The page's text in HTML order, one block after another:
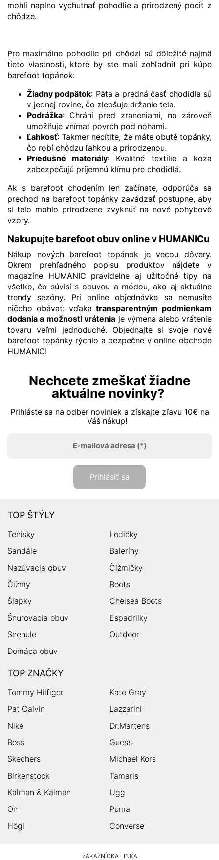
mohli naplno vychutnať pohodlie a prirodzený pocit z
chôdze.
Pre maximálne pohodlie pri chôdzi sú dôležité najmä
tieto vlastnosti, ktoré by ste mali zohľadniť pri kúpe
barefoot topánok:
Žiadny podpätok: Päta a predná časť chodidla sú
v jednej rovine, čo zlepšuje držanie tela.
Podrážka: Chráni pred zraneniami, no zároveň
umožňuje vnímať povrch pod nohami.
Ľahkosť: Takmer necítite, že máte obuté topánky,
čo robí chôdzu ľahkou a prirodzenou.
Priedušné materiály: Kvalitné textílie a koža
zabezpečujú príjemnú klímu pre chodidlá.
Ak s barefoot chodením len začínate, odporúča sa
prechod na barefoot topánky zavádzať postupne, aby
si telo mohlo prirodzene zvyknúť na nové pohybové
vzory.
Nakupujte barefoot obuv online v HUMANICu
Nákup nových barefoot topánok je vecou dôvery.
Okrem prehľadného popisu produktov nájdete v
magazíne HUMANIC pravidelne aj užitočné tipy na
všetko, čo súvisí s obuvou a módou, ako aj aktuálne
trendy sezóny. Pri online objednávke sa nemusíte
ničoho obávať: vďakatransparentným podmienkam
dodania a možnosti vrátenia je výmena alebo vrátenie
tovaru veľmi jednoduché. Objednajte si svoje nové
barefoot topánky rýchlo a bezpečne v online obchode
HUMANIC!
Nechcete zmeškať žiadne
aktuálne novinky?
Prihláste sa na odber noviniek a získajte zľavu 10€ na
Váš nákup!
E-mailová adresa (*)
Prihlásiť sa
TOP ŠTÝLY
Tenisky
Lodičky
Sandále
Baleríny
Nazúvacia obuv
Čižmičky
Čižmy
Boots
Šľapky
Chelsea Boots
Šnurovacia obuv
Espadrilky
Snehule
Outdoor
Domáca obuv
TOP ZNAČKY
Tommy Hilfiger
Kate Gray
Pat Calvin
Lazzarini
Nike
Dr.Martens
Boss
Guess
Skechers
Michael Kors
Birkenstock
Tamaris
Kalman & Kalman
Ugg
On
Puma
Högl
Converse
ZÁKAZNÍCKA LINKA